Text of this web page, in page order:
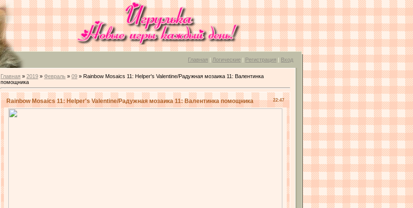
Главная | Логические | Регистрация | Вход
Главная » 2019 » Февраль » 09 » Rainbow Mosaics 11: Helper's Valentine/Радужная мозаика 11: Валентинка
помощника
22:47
Rainbow Mosaics 11: Helper's Valentine/Радужная мозаика 11: Валентинка помощника